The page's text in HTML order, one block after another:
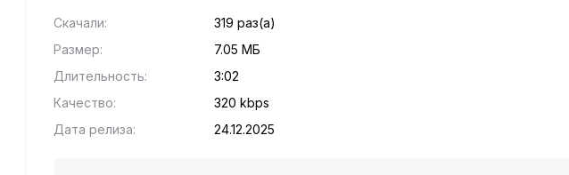
Скачали:
319 раз(а)
Размер:
7.05 МБ
Длительность:
3:02
Качество:
320 kbps
Дата релиза:
24.12.2025